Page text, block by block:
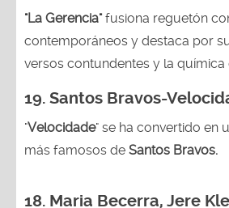
"La Gerencia"fusiona reguetón
contemporáneos y destaca por
versos contundentes y la química
19. Santos Bravos-
"Velocidade" se ha convertido en
más famosos de Santos Bravos.
18. Maria Becerra, Jere